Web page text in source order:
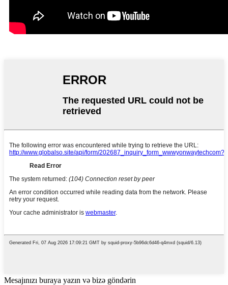
Mesajınızı buraya yazın və bizə göndərin